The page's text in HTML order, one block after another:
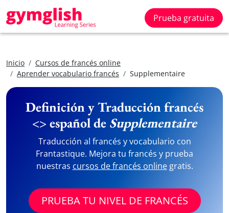
Prueba gratuita
Inicio
Cursos de francés online
Aprender vocabulario francés
Supplementaire
Definición y Traducción francés
<> español de Supplementaire
Traducción al francés y vocabulario con
Frantastique. Mejora tu francés y prueba
nuestras cursos de francés onlinegratis.
PRUEBA TU NIVEL DE FRANCÉS